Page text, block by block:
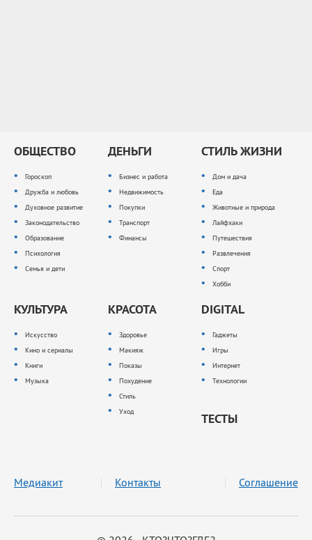
ОБЩЕСТВО
Гороскоп
Дружба и любовь
Духовное развитие
Законодательство
Образование
Психология
Семья и дети
ДЕНЬГИ
Бизнес и работа
Недвижимость
Покупки
Транспорт
Финансы
СТИЛЬ ЖИЗНИ
Дом и дача
Еда
Животные и природа
Лайфхаки
Путешествия
Развлечения
Спорт
Хобби
КУЛЬТУРА
Искусство
Кино и сериалы
Книги
Музыка
КРАСОТА
Здоровье
Макияж
Показы
Похудение
Стиль
Уход
DIGITAL
Гаджеты
Игры
Интернет
Технологии
ТЕСТЫ
Медиакит Контакты Соглашение